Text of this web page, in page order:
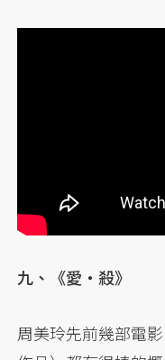
九、《愛・殺》
周美玲先前幾部電